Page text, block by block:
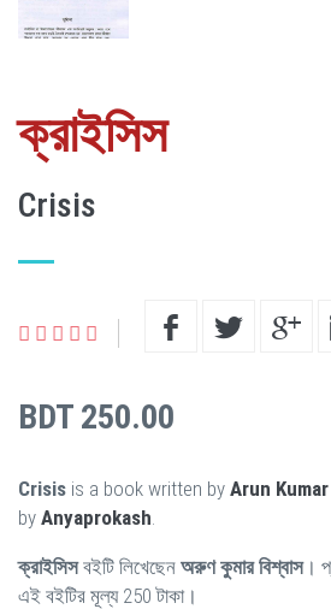
ক্রাইসিস
Crisis
BDT 250.00
Crisis is a book written by Arun
by Anyaprokash
ক্রাইসিসবইটি লিখেছেন অরুণ কুমার বিশ্বাস।
এই বইটির মূল্য 250 টাকা।